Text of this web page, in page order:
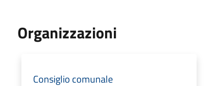
Organizzazioni
Consiglio comunale